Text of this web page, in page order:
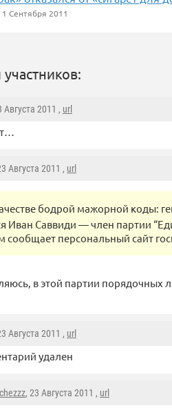
Сентября 2011
Августа 2011 , url
Августа 2011 , url
бодрой мажорной коды:
Иван Саввиди — член партии
персональный сайт
в этой партии порядочных
Августа 2011 , url
удален
, 23 Августа 2011 , url